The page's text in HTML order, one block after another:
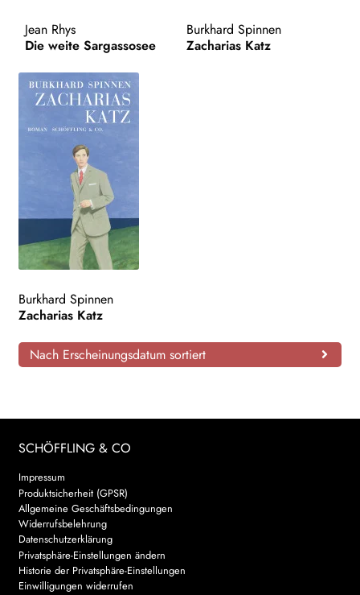
AKTUELLES
WEITERE VERLAGE
Search:
Jean Rhys
Die weite Sargassosee
Burkhard Spinnen
Zacharias Katz
Burkhard Spinnen
Zacharias Katz
Nach Erscheinungsdatum sortiert
SCHÖFFLING & CO
Impressum
Produktsicherheit (GPSR)
Allgemeine Geschäftsbedingungen
Widerrufsbelehrung
Datenschutzerklärung
Privatsphäre-Einstellungen ändern
Historie der Privatsphäre-Einstellungen
Einwilligungen widerrufen